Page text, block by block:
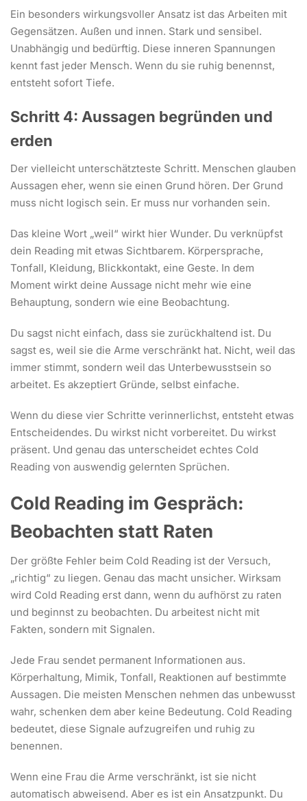
Ein besonders wirkungsvoller Ansatz ist das Arbeiten mit
Gegensätzen. Außen und innen. Stark und sensibel.
Unabhängig und bedürftig. Diese inneren Spannungen
kennt fast jeder Mensch. Wenn du sie ruhig benennst,
entsteht sofort Tiefe.
Schritt 4: Aussagen begründen und
erden
Der vielleicht unterschätzteste Schritt. Menschen glauben
Aussagen eher, wenn sie einen Grund hören. Der Grund
muss nicht logisch sein. Er muss nur vorhanden sein.
Das kleine Wort „weil“ wirkt hier Wunder. Du verknüpfst
dein Reading mit etwas Sichtbarem. Körpersprache,
Tonfall, Kleidung, Blickkontakt, eine Geste. In dem
Moment wirkt deine Aussage nicht mehr wie eine
Behauptung, sondern wie eine Beobachtung.
Du sagst nicht einfach, dass sie zurückhaltend ist. Du
sagst es, weil sie die Arme verschränkt hat. Nicht, weil das
immer stimmt, sondern weil das Unterbewusstsein so
arbeitet. Es akzeptiert Gründe, selbst einfache.
Wenn du diese vier Schritte verinnerlichst, entsteht etwas
Entscheidendes. Du wirkst nicht vorbereitet. Du wirkst
präsent. Und genau das unterscheidet echtes Cold
Reading von auswendig gelernten Sprüchen.
Cold Reading im Gespräch:
Beobachten statt Raten
Der größte Fehler beim Cold Reading ist der Versuch,
„richtig“ zu liegen. Genau das macht unsicher. Wirksam
wird Cold Reading erst dann, wenn du aufhörst zu raten
und beginnst zu beobachten. Du arbeitest nicht mit
Fakten, sondern mit Signalen.
Jede Frau sendet permanent Informationen aus.
Körperhaltung, Mimik, Tonfall, Reaktionen auf bestimmte
Aussagen. Die meisten Menschen nehmen das unbewusst
wahr, schenken dem aber keine Bedeutung. Cold Reading
bedeutet, diese Signale aufzugreifen und ruhig zu
benennen.
Wenn eine Frau die Arme verschränkt, ist sie nicht
automatisch abweisend. Aber es ist ein Ansatzpunkt. Du